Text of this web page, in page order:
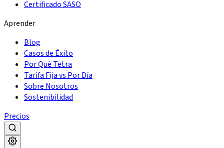
Certificado SASO
Aprender
Blog
Casos de Éxito
Por Qué Tetra
Tarifa Fija vs Por Día
Sobre Nosotros
Sostenibilidad
Precios